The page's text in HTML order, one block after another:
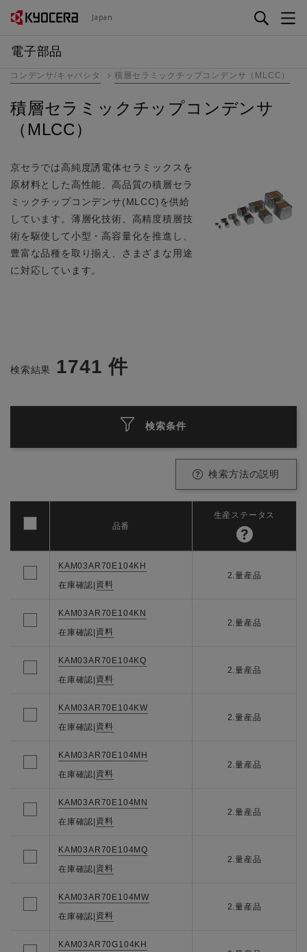
Japan
電子部品
コンデンサ/キャパシタ 積層セラミックチップコンデンサ（MLCC）
積層セラミックチップコンデンサ
（MLCC）
京セラでは高純度誘電体セラミックスを
原材料とした高性能、高品質の積層セラ
ミックチップコンデンサ(MLCC)を供給
しています。薄層化技術、高精度積層技
術を駆使して小型・高容量化を推進し、
豊富な品種を取り揃え、さまざまな用途
に対応しています。
検索結果 1741 件
検索条件
検索方法の説明
KAM03AR70E104KH
在庫確認| 資料
2.量産品
KAM03AR70E104KN
在庫確認| 資料
2.量産品
KAM03AR70E104KQ
在庫確認| 資料
2.量産品
KAM03AR70E104KW
在庫確認| 資料
2.量産品
KAM03AR70E104MH
在庫確認| 資料
2.量産品
KAM03AR70E104MN
在庫確認| 資料
2.量産品
KAM03AR70E104MQ
在庫確認| 資料
2.量産品
KAM03AR70E104MW
在庫確認| 資料
2.量産品
KAM03AR70G104KH
品番
生産ステータス